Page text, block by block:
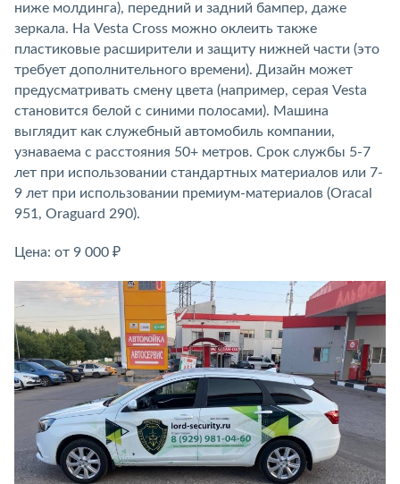
ниже молдинга), передний и задний бампер, даже
зеркала. На Vesta Cross можно оклеить также
пластиковые расширители и защиту нижней части (это
требует дополнительного времени). Дизайн может
предусматривать смену цвета (например, серая Vesta
становится белой с синими полосами). Машина
выглядит как служебный автомобиль компании,
узнаваема с расстояния 50+ метров. Срок службы 5-7
лет при использовании стандартных материалов или 7-
9 лет при использовании премиум-материалов (Oracal
951, Oraguard 290).
Цена: от 9 000 ₽